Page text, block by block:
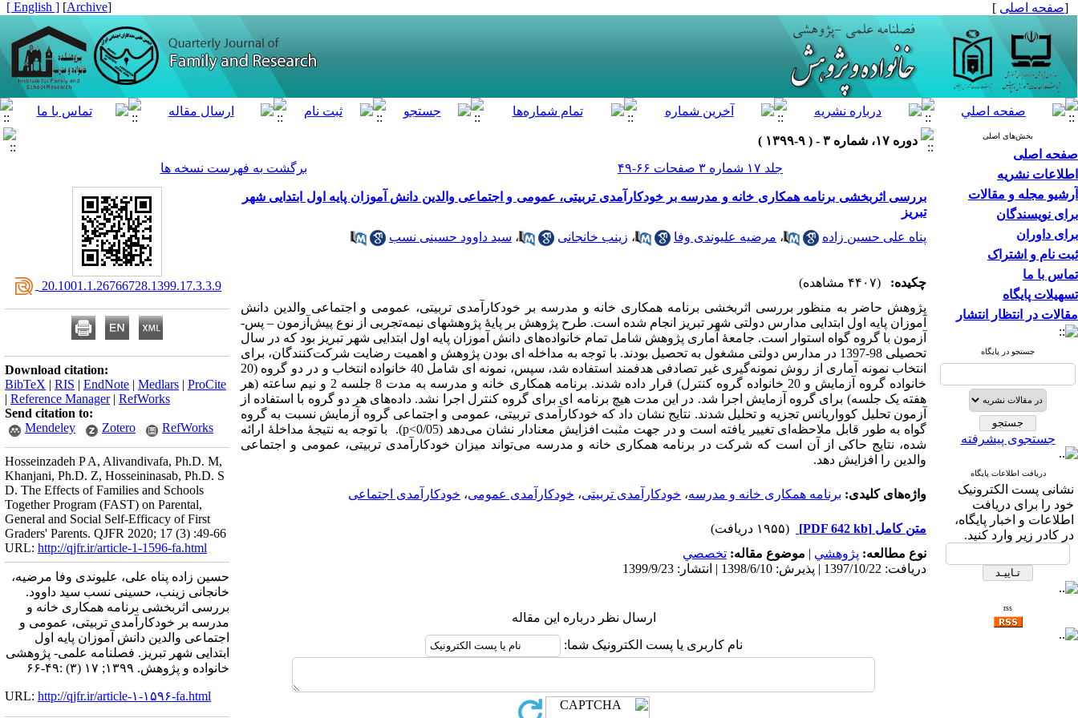
[صفحه اصلی ]
[
Archive
]
[ English ]
بخش‌های اصلی
صفحه اصلی
اطلاعات نشریه
آرشیو مجله و مقالات
برای نویسندگان
برای داوران
ثبت نام و اشتراک
تماس با ما
تسهیلات پایگاه
مقالات در انتظار انتشار
جستجو در پایگاه
جستجوی پیشرفته
دریافت اطلاعات پایگاه
نشانی پست الکترونیک
خود را برای دریافت
اطلاعات و اخبار پایگاه،
در کادر زیر وارد کنید.
rss
دوره ۱۷، شماره ۳ - ( ۹-۱۳۹۹ )
جلد ۱۷ شماره ۳ صفحات ۶۶-۴۹
برگشت به فهرست نسخه ها
بررسی اثربخشی برنامه همکاری خانه و مدرسه بر خودکارآمدی تربیتی، عمومی و اجتماعی والدین دانش آموزان پایه اول ابتدایی شهر
تبریز
پناه علی حسین زاده
، مرضیه علیوندی وفا ، زینب خانجانی ، سید داوود حسینی نسب
چکیده:
(۴۴۰۷ مشاهده)
پژوهش حاضر به منظور بررسی اثربخشی برنامه همکاری خانه و مدرسه بر خودکارآمدی تربیتی، عمومی و اجتماعی والدین دانش
آموزان پایه اول ابتدایی مدارس دولتی شهر تبریز انجام شده است. طرح پژوهش بر پایۀ پژوهشهای نیمه‌­تجربی از نوع پیش‌­آزمون – پس‌­
آزمون با گروه گواه استوار است. جامعۀ آماری پژوهش شامل تمام خانواده­‌های دانش آموزان پایه اول ابتدایی شهر تبریز بود که در سال
تحصیلی 98-1397 در مدارس دولتی مشغول به تحصیل بودند. با توجه به مداخله ای بودن پژوهش و اهمیت رضایت شرکت­‌کنندگان، برای
انتخاب نمونه آماری از روش نمونه‌­گیری غیر تصادفی هدفمند استفاده شد، سپس، نمونه ای شامل 40 خانواده انتخاب و در دو گروه (20
خانواده گروه آزمایش و 20 خانواده گروه کنترل) قرار داده شدند. برنامه همکاری خانه و مدرسه به مدت 8 جلسه 2 و نیم ساعته (هر
هفته یک جلسه) برای گروه آزمایش اجرا شد. در این مدت هیچ برنامه ای برای گروه کنترل اجرا نشد. داده­‌های هر دو گروه با استفاده از
آزمون تحلیل کوواریانس تجزیه و تحلیل شدند. نتایج نشان داد که خودکارآمدی تربیتی، عمومی و اجتماعی گروه آزمایش نسبت به گروه
گواه به طور قابل ملاحظه‌­ای تغییر یافته است و در جهت مثبت افزایش معنا­دار نشان می­‌دهد (0/05>p). با توجه به نتیجۀ مداخلۀ ارائه
شده، نتایج حاکی از آن است که شرکت در برنامه همکاری خانه و مدرسه می­‌تواند میزان خودکارآمدی تربیتی، عمومی و اجتماعی
والدین را افزایش دهد.
واژه‌های کلیدی: برنامه همکاری خانه و مدرسه، خودکارآمدی تربیتی، خودکارآمدی عمومی، خودکارآمدی اجتماعی
متن کامل [PDF 642 kb]
(۱۹۵۵ دریافت)
نوع مطالعه: پژوهشي | موضوع مقاله: تخصصي
دریافت: 1397/10/22 | پذیرش: 1398/6/10 | انتشار: 1399/9/23
ارسال نظر درباره این مقاله
نام کاربری یا پست الکترونیک شما:
‎ 20.1001.1.26766728.1399.17.3.3.9
Download citation:
BibTeX | RIS | EndNote | Medlars | ProCite
| Reference Manager| RefWorks
Send citation to:
Mendeley
Zotero RefWorks
Hosseinzadeh P A, Alivandivafa, Ph.D. M,
Khanjani, Ph.D. Z, Hosseininasab, Ph.D. S
D. The Effects of Families and Schools
Together Program (FAST) on Parental,
General and Social Self-Efficacy of First
Graders' Parents. QJFR 2020; 17 (3) :49-66
URL: http://qjfr.ir/article-1-1596-fa.html
حسین زاده پناه علی، علیوندی وفا مرضیه،
خانجانی زینب، حسینی نسب سید داوود.
بررسی اثربخشی برنامه همکاری خانه و
مدرسه بر خودکارآمدی تربیتی، عمومی و
اجتماعی والدین دانش آموزان پایه اول
ابتدایی شهر تبریز. فصلنامه علمی- پژوهشی
خانواده و پژوهش. ۱۳۹۹; ۱۷ (۳) :۴۹-۶۶
URL: http://qjfr.ir/article-۱-۱۵۹۶-fa.html